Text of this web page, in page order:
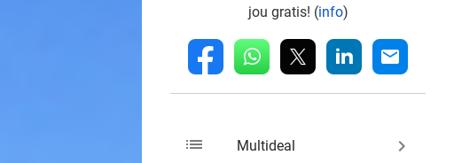
jou gratis! (info)
fb whatsapp linkedin mail
list Multideal keyboard_arrow_right